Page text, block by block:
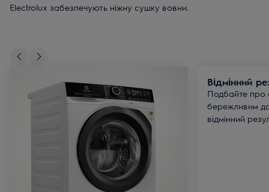
Electrolux забезпечують ніжну сушку вовни.
Відмінний
Подбайте про
бережливим
відмінний